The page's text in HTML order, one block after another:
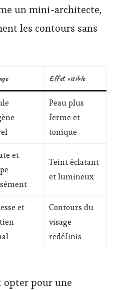
un mini-architecte,
les contours sans
Effet visible
Peau plus
ferme et
tonique
et
Teint éclatant
et lumineux
et
Contours du
visage
redéfinis
opter pour une